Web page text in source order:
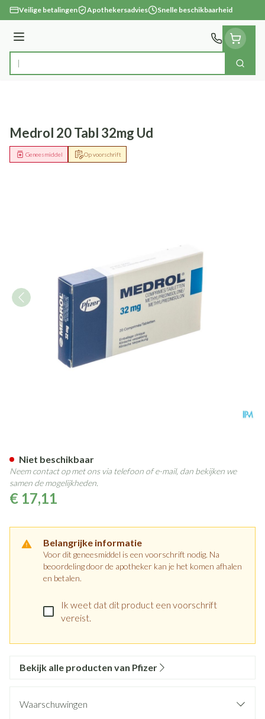
Ga naar de inhoud
Veilige betalingen Apothekersadvies Snelle beschikbaarheid
Menu
Product, merk, categorie... Zoek
Medrol 20 Tabl 32mg Ud
Op voorschrift
Geneesmiddel
€ 17,11
Belangrijke informatie
Voor dit geneesmiddel is een voorschrift nodig. Na
beoordeling door de apotheker kan je het komen afhalen
en betalen.
Ik weet dat dit product een voorschrift
vereist.
Niet beschikbaar
Neem contact op met ons via telefoon of e-mail, dan bekijken we
samen de mogelijkheden.
Bekijk alle producten van Pfizer
Waarschuwingen